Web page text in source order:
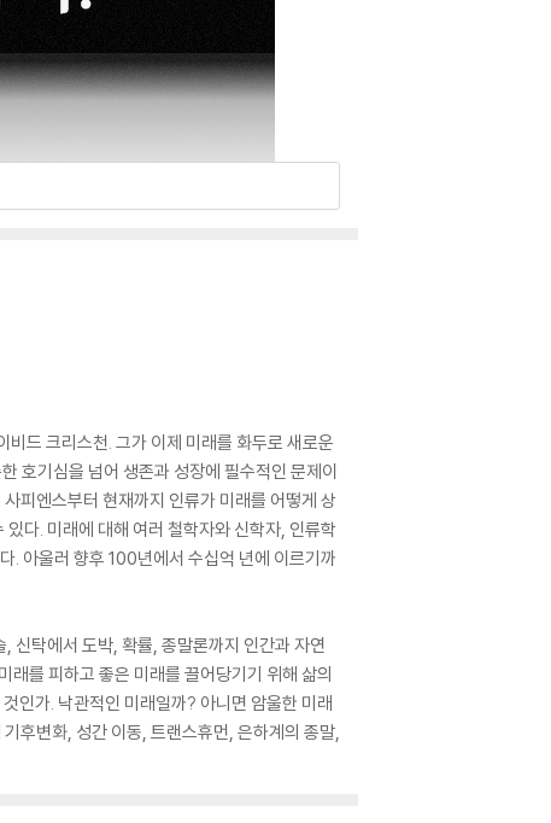
비드 크리스천. 그가 이제 미래를 화두로 새로운
호기심을 넘어 생존과 성장에 필수적인 문제이
피엔스부터 현재까지 인류가 미래를 어떻게 상
다. 미래에 대해 여러 철학자와 신학자, 인류학
. 아울러 향후 100년에서 수십억 년에 이르기까
신탁에서 도박, 확률, 종말론까지 인간과 자연
래를 피하고 좋은 미래를 끌어당기기 위해 삶의
인가. 낙관적인 미래일까? 아니면 암울한 미래
후변화, 성간 이동, 트랜스휴먼, 은하계의 종말,